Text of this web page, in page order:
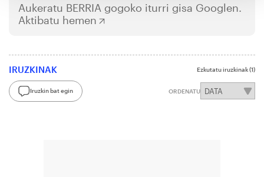
Aukeratu BERRIA gogoko iturri gisa Googlen.
Aktibatu hemen
IRUZKINAK Ezkutatu iruzkinak(1)
Iruzkin bat egin ORDENATU